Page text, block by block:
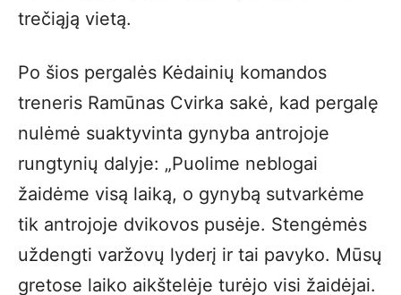
trečiąją vietą.
Po šios pergalės Kėdainių komandos
treneris Ramūnas Cvirka sakė, kad pergalę
nulėmė suaktyvinta gynyba antrojoje
rungtynių dalyje: „Puolime neblogai
žaidėme visą laiką, o gynybą sutvarkėme
tik antrojoje dvikovos pusėje. Stengėmės
uždengti varžovų lyderį ir tai pavyko. Mūsų
gretose laiko aikštelėje turėjo visi žaidėjai.